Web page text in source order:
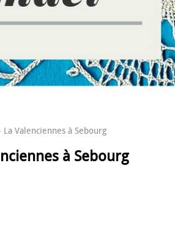
La Valenciennes à Sebourg
à Sebourg